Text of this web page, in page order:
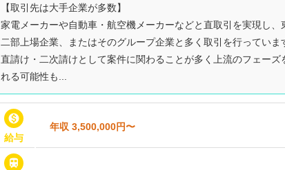
【取引先は大手企業が多数】
家電メーカーや自動車・航空機メーカーなどと直取引を実現し、
二部上場企業、またはそのグループ企業と多く取引を行っていま
直請け・二次請けとして案件に関わることが多く上流のフェーズ
れる可能性も...

給与
年収 3,500,000円〜
